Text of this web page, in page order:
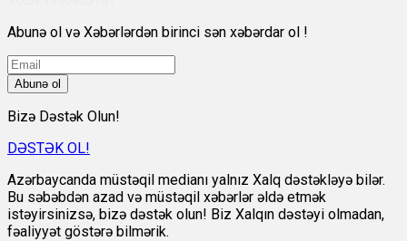
Abunə ol və Xəbərlərdən birinci sən xəbərdar ol !
Abunə ol
Bizə Dəstək Olun!
DƏSTƏK OL!
Azərbaycanda müstəqil medianı yalnız Xalq dəstəkləyə bilər.
Bu səbəbdən azad və müstəqil xəbərlər əldə etmək
istəyirsinizsə, bizə dəstək olun! Biz Xalqın dəstəyi olmadan,
fəaliyyət göstərə bilmərik.